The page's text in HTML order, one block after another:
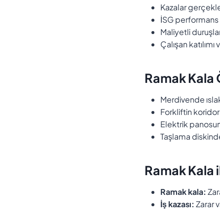
Kazalar
İSG
Maliyetli
Çalışan
Ramak Kala
Merdivende
Forkliftin
Elektrik
Taşlama
Ramak Kala
Ramak kala:
İş kazası: Zarar